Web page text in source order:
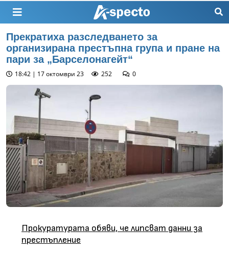
Прекратиха разследването за
организирана престъпна група и пране на
пари за „Барселонагейт“
18:42 | 17 октомври 23 252 0
Прокуратурата обяви, че липсват данни за
престъпление